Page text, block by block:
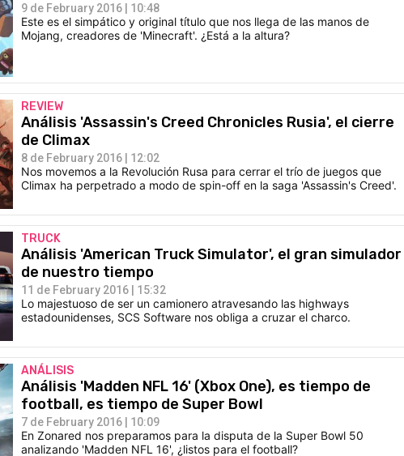
9 de February 2016 | 10:48
Este es el simpático y original título que nos llega de las manos de
Mojang, creadores de 'Minecraft'. ¿Está a la altura?
REVIEW
Análisis 'Assassin's Creed Chronicles Rusia', el cierre
de Climax
8 de February 2016 | 12:02
Nos movemos a la Revolución Rusa para cerrar el trío de juegos que
Climax ha perpetrado a modo de spin-off en la saga 'Assassin's Creed'.
TRUCK
Análisis 'American Truck Simulator', el gran simulador
de nuestro tiempo
11 de February 2016 | 15:32
Lo majestuoso de ser un camionero atravesando las highways
estadounidenses, SCS Software nos obliga a cruzar el charco.
ANÁLISIS
Análisis 'Madden NFL 16' (Xbox One), es tiempo de
football, es tiempo de Super Bowl
7 de February 2016 | 10:09
En Zonared nos preparamos para la disputa de la Super Bowl 50
analizando 'Madden NFL 16', ¿listos para el football?